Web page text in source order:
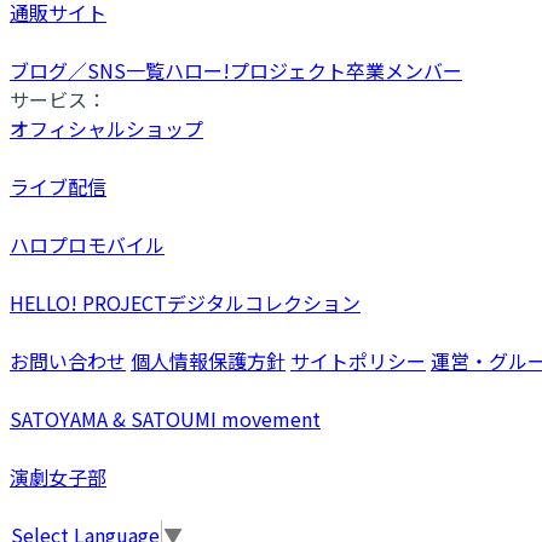
通販サイト
ブログ／SNS一覧ハロー!プロジェクト卒業メンバー
サービス：
オフィシャルショップ
ライブ配信
ハロプロモバイル
HELLO! PROJECTデジタルコレクション
お問い合わせ 個人情報保護方針 サイトポリシー 運営・グル
SATOYAMA & SATOUMI movement
演劇女子部
Select Language▼